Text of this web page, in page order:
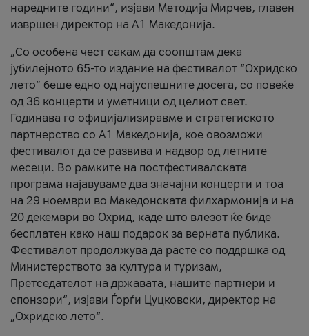
наредните години“, изјави Методија Мирчев, главен
извршен директор на A1 Македонија.
„Со особена чест сакам да соопштам дека
јубилејното 65-то издание на фестивалот “Охридско
лето” беше едно од најуспешните досега, со повеќе
од 36 концерти и уметници од целиот свет.
Годинава го официјализиравме и стратегиското
партнерство со А1 Македонија, кое овозможи
фестивалот да се развива и надвор од летните
месеци. Во рамките на постфестивалската
програма најавуваме два значајни концерти и тоа
на 29 ноември во Македонската филхармонија и на
20 декември во Охрид, каде што влезот ќе биде
бесплатен како наш подарок за верната публика.
Фестивалот продолжува да расте со поддршка од
Министерството за култура и туризам,
Претседателот на државата, нашите партнери и
спонзори“, изјави Ѓорѓи Цуцковски, директор на
„Охридско лето“.